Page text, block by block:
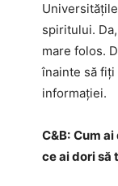
spiritului.
mare folos.
înainte să fiți
informației.
C&B: Cum
ce ai dori să